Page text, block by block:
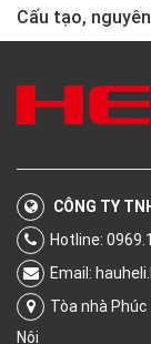
Cấu tạo,
CÔNG TY
Hotline:
Email:
Tòa nhà Phúc
Nội